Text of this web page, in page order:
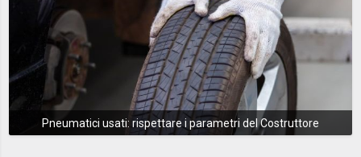
Pneumatici usati: rispettare i parametri del Costruttore